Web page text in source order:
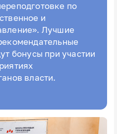
по
и
Лучшие
бонусы при участии
власти.